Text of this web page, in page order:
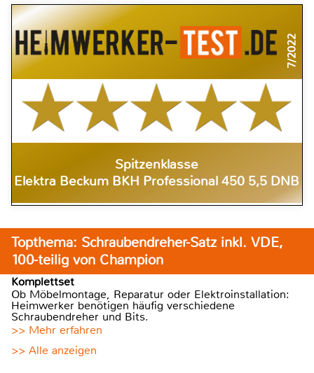
7/2022
Spitzenklasse
Elektra Beckum BKH Professional 450 5,5 DNB
Topthema: Schraubendreher-Satz inkl. VDE,
100-teilig von Champion
Komplettset
Ob Möbelmontage, Reparatur oder Elektroinstallation:
Heimwerker benötigen häufig verschiedene
Schraubendreher und Bits.
>> Mehr erfahren
>> Alle anzeigen